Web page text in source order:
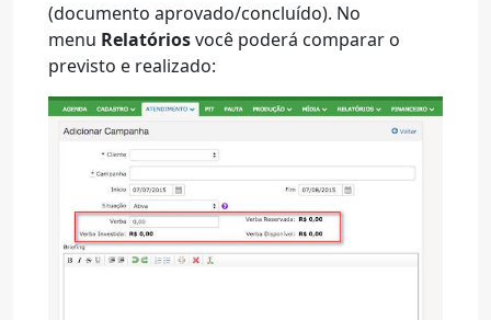
(documento aprovado/concluído). No
menu Relatóriosvocê poderá comparar o
previsto e realizado: